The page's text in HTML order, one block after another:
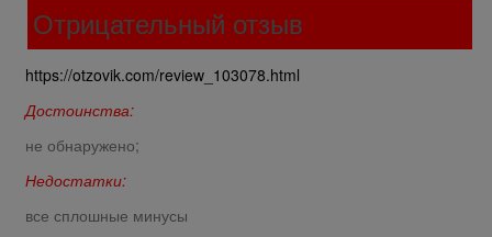
Отрицательный отзыв
https://otzovik.com/review_103078.html
Достоинства:
не обнаружено;
Недостатки:
все сплошные минусы